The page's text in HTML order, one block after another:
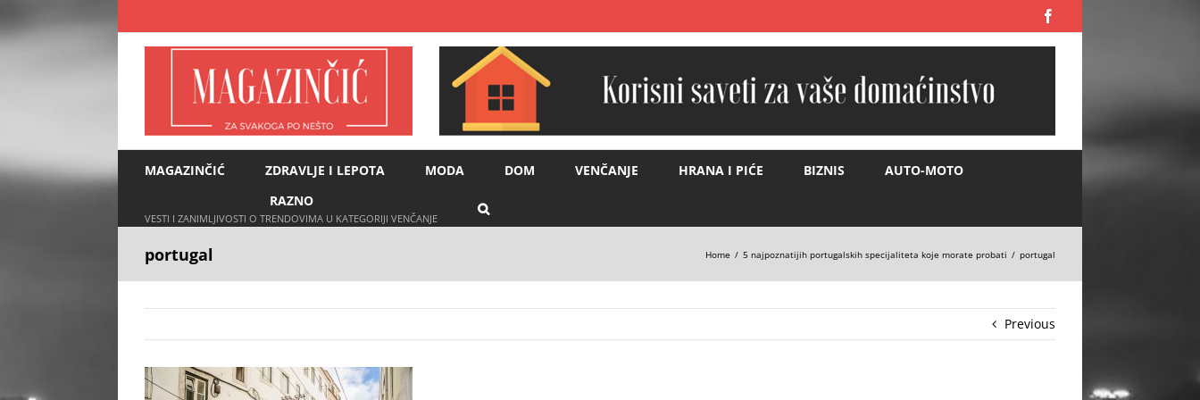
to
content
MAGAZINČIĆ ZDRAVLJE I LEPOTA MODA DOM VENČANJE HRANA I PIĆE BIZNIS
AUTO-MOTO
RAZNO
VESTI I ZANIMLJIVOSTI O TRENDOVIMA U KATEGORIJI VENČANJE
portugal Home 5 najpoznatijih portugalskih specijaliteta koje morate probati portugal
Previous